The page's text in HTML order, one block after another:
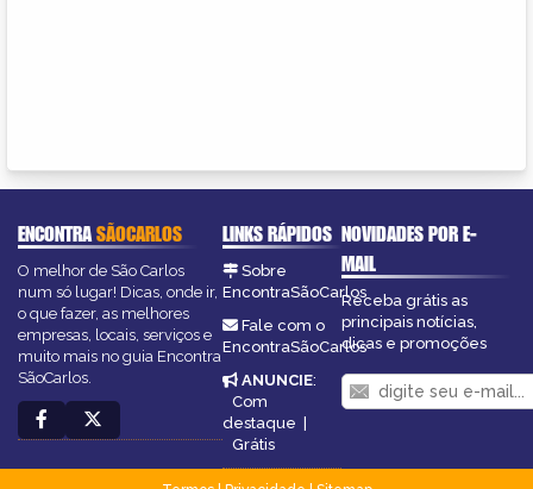
ENCONTRASÃOCARLOS
O melhor de São Carlos
num só lugar! Dicas, onde ir,
o que fazer, as melhores
empresas, locais, serviços e
muito mais no guia Encontra
SãoCarlos.
LINKS RÁPIDOS
Sobre
EncontraSãoCarlos
Fale com o
EncontraSãoCarlos
ANUNCIE:
Com
destaque
Grátis
NOVIDADES POR E-
MAIL
Receba grátis as
principais notícias,
dicas e promoções